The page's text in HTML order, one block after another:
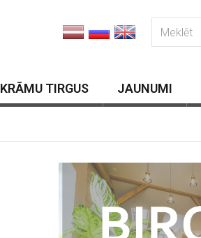
KRĀMU TIRGUS JAUNUMI